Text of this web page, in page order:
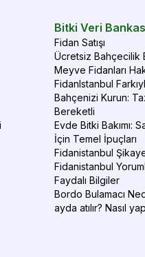
Bitki Veri
Fidan Satışı
Ücretsiz Bahçecilik
Meyve Fidanları
FidanIstanbul
Bahçenizi Kurun:
Bereketli
Evde Bitki Bakımı:
İçin Temel İpuçları
Fidanistanbul
Fidanistanbul
Faydalı Bilgiler
Bordo Bulamacı
ayda atılır? Nasıl